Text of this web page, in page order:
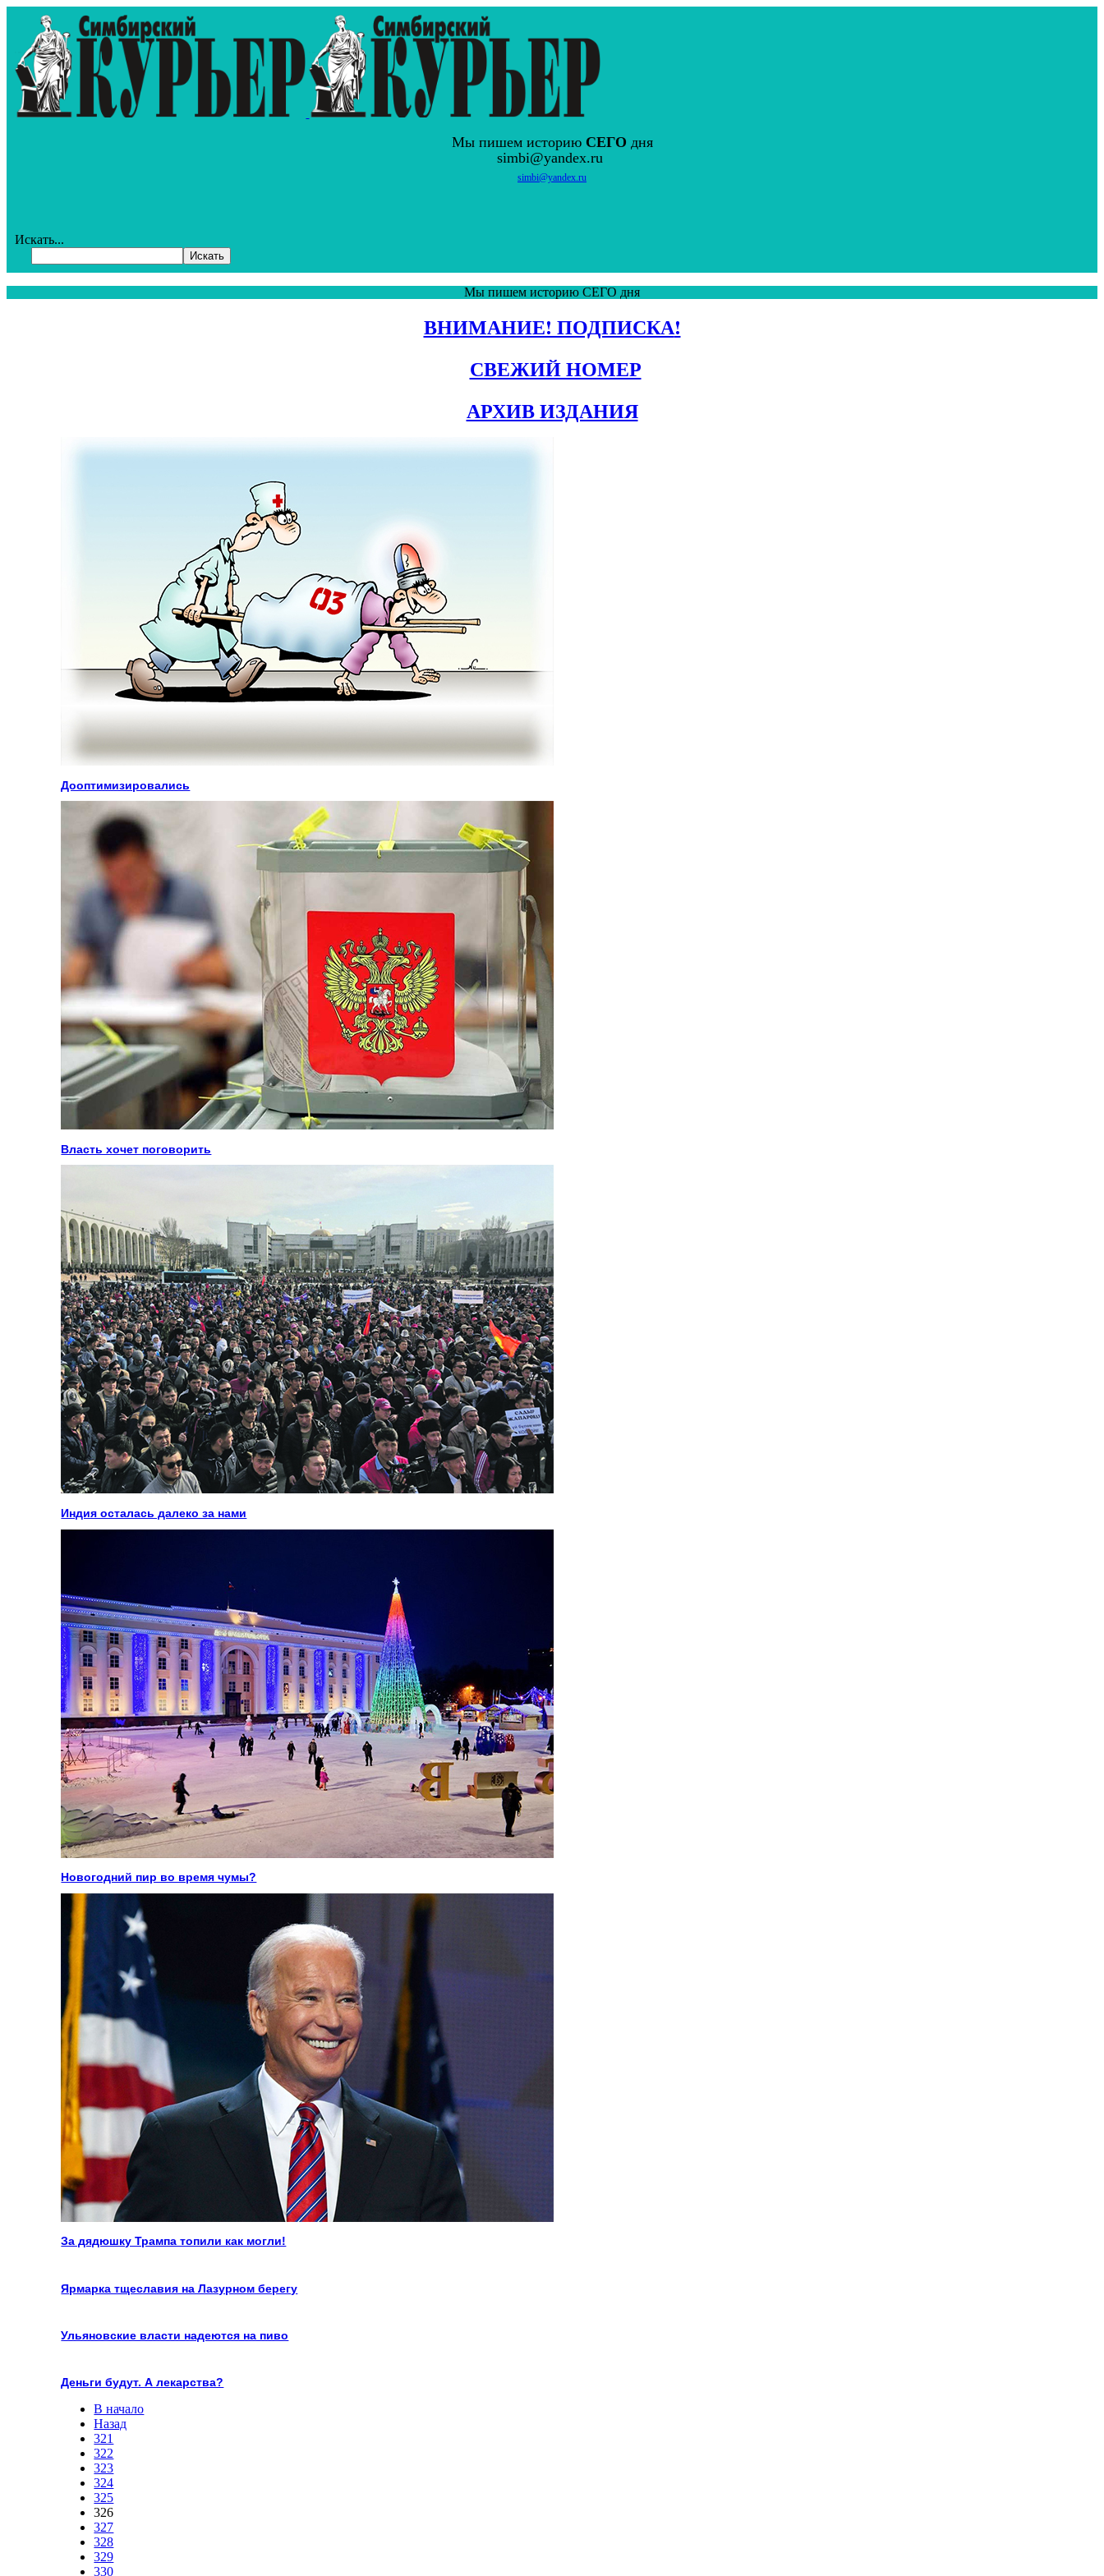
Мы пишем историю СЕГО дня
simbi@yandex.ru
simbi@yandex.ru
Искать...
Искать
Мы пишем историю СЕГО дня
ВНИМАНИЕ! ПОДПИСКА!
СВЕЖИЙ НОМЕР
АРХИВ ИЗДАНИЯ
Дооптимизировались
Власть хочет поговорить
Индия осталась далеко за нами
Новогодний пир во время чумы?
За дядюшку Трампа топили как могли!
Ярмарка тщеславия на Лазурном берегу
Ульяновские власти надеются на пиво
Деньги будут. А лекарства?
В начало
Назад
321
322
323
324
325
326
327
328
329
330